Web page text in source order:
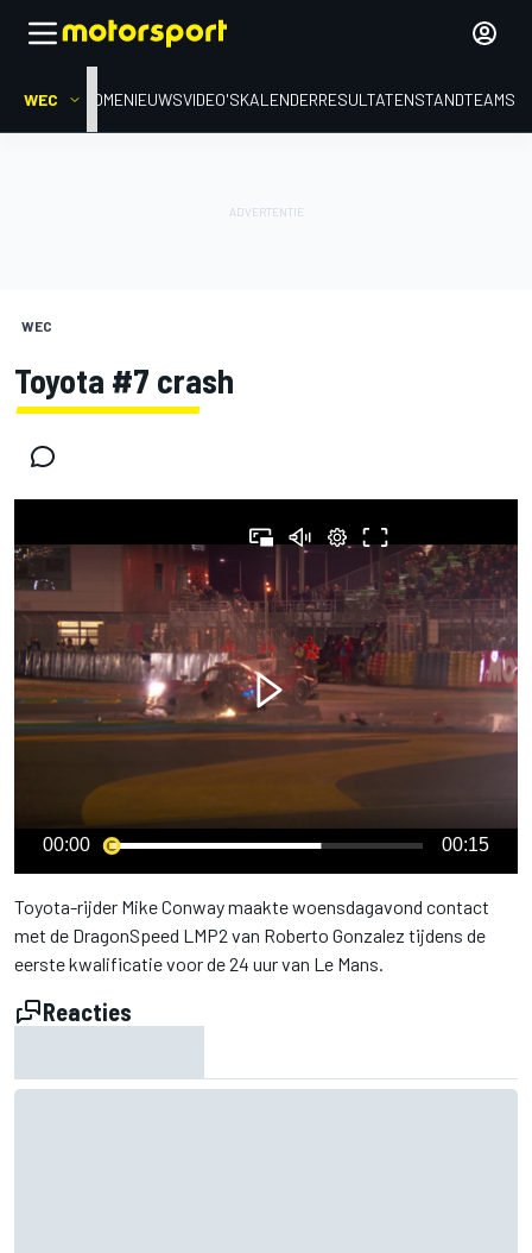
WEC HOMENIEUWSVIDEO'SKALENDERRESULTATENSTANDTEAMS
WEC
Toyota #7 crash
00:00 00:15
Toyota-rijder Mike Conway maakte woensdagavond contact
met de DragonSpeed LMP2 van Roberto Gonzalez tijdens de
eerste kwalificatie voor de 24 uur van Le Mans.
Reacties